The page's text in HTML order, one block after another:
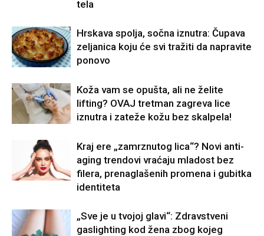
tela
Hrskava spolja, sočna iznutra: Čupava
zeljanica koju će svi tražiti da napravite
ponovo
Koža vam se opušta, ali ne želite
lifting? OVAJ tretman zagreva lice
iznutra i zateže kožu bez skalpela!
Kraj ere „zamrznutog lica“? Novi anti-
aging trendovi vraćaju mladost bez
filera, prenaglašenih promena i gubitka
identiteta
„Sve je u tvojoj glavi“: Zdravstveni
gaslighting kod žena zbog kojeg